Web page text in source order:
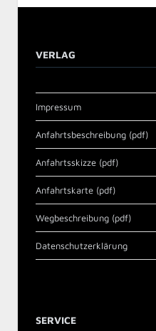
VERLAG
Impressum
Anfahrtsbeschreibung (pdf)
Anfahrtsskizze (pdf)
Anfahrtskarte (pdf)
Wegbeschreibung (pdf)
Datenschutzerklärung
SERVICE